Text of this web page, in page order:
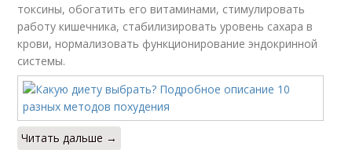
токсины, обогатить его витаминами, стимулировать
работу кишечника, стабилизировать уровень сахара в
крови, нормализовать функционирование эндокринной
системы.
Читать дальше →